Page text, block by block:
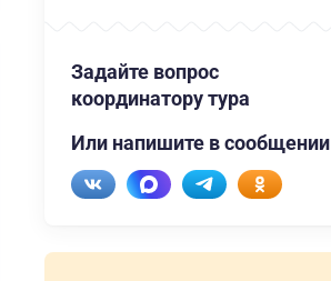
Задайте вопрос
координатору тура
Или напишите в сообщении